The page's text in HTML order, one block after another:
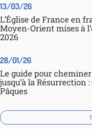
13/03/26
L’Église de France en
Moyen-Orient mises à
2026
28/01/26
Le guide pour
jusqu’à la Résurrection
Pâques